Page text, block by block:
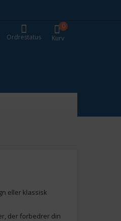
Kurv
0
Ordrestatus
eller klassisk
der forbedrer din